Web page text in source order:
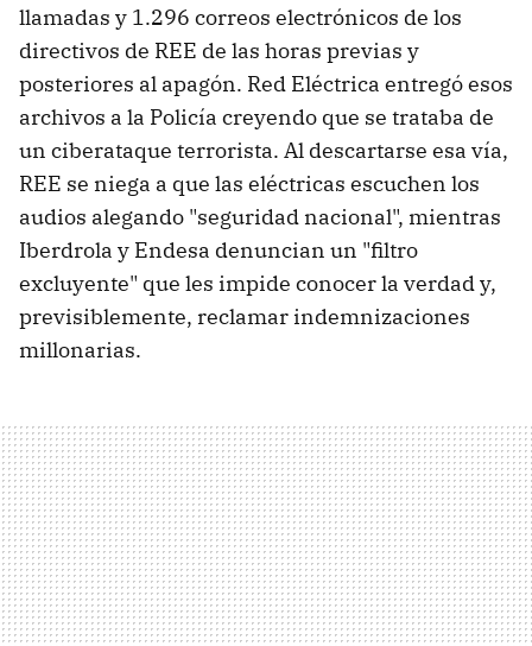
llamadas y 1.296 correos electrónicos de los
directivos de REE de las horas previas y
posteriores al apagón. Red Eléctrica entregó esos
archivos a la Policía creyendo que se trataba de
un ciberataque terrorista. Al descartarse esa vía,
REE se niega a que las eléctricas escuchen los
audios alegando "seguridad nacional", mientras
Iberdrola y Endesa denuncian un "filtro
excluyente" que les impide conocer la verdad y,
previsiblemente, reclamar indemnizaciones
millonarias.